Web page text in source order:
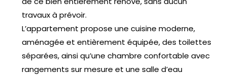
travaux à prévoir.
L’appartement propose une cuisine moderne,
aménagée et entièrement équipée, des toilettes
séparées, ainsi qu’une chambre confortable avec
rangements sur mesure et une salle d’eau